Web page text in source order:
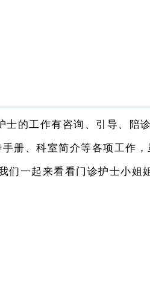
工作有咨询、引导、陪诊
册、科室简介等各项工作
一起来看看门诊护士小姐